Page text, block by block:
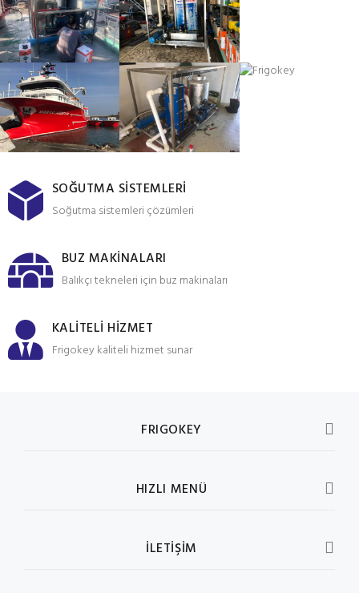
SOĞUTMA SİSTEMLERİ
Soğutma sistemleri çözümleri
BUZ MAKİNALARI
Balıkçı tekneleri için buz makinaları
KALİTELİ HİZMET
Frigokey kaliteli hizmet sunar
FRIGOKEY
HIZLI MENÜ
İLETİŞİM